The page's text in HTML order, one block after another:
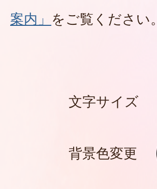
案内」 をご覧ください。
文字サイズ
背景色変更